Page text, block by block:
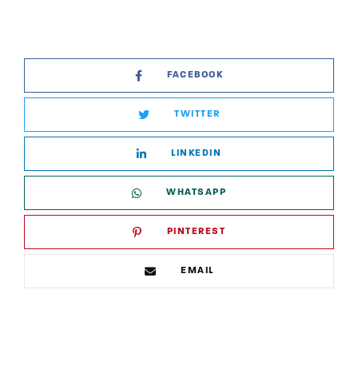
FACEBOOK
TWITTER
LINKEDIN
WHATSAPP
PINTEREST
EMAIL